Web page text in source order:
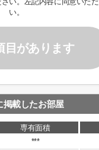
い。
目があります
掲載したお部屋
専有面積
***